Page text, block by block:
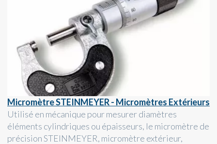
Micromètre STEINMEYER - Micromètres Extérieurs
Utilisé en mécanique pour mesurer diamètres
éléments cylindriques ou épaisseurs, le micromètre de
précision STEINMEYER, micromètre extérieur,